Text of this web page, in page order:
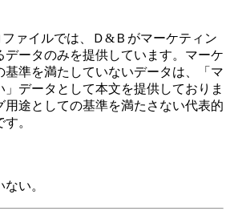
ァイルでは、Ｄ&Ｂがマーケティン
データのみを提供しています。マーケ
基準を満たしていないデータは、「マ
データとして本文を提供しておりま
用途としての基準を満たさない代表的
。
い。